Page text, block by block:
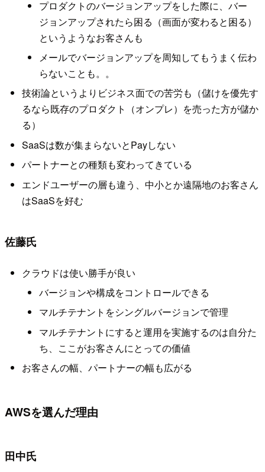
プロダクトのバージョンアップをした際に、バー
ジョンアップされたら困る（画面が変わると困る）
というようなお客さんも
メールでバージョンアップを周知してもうまく伝わ
らないことも。。
技術論というよりビジネス面での苦労も（儲けを優先す
るなら既存のプロダクト（オンプレ）を売った方が儲か
る）
SaaSは数が集まらないとPayしない
パートナーとの種類も変わってきている
エンドユーザーの層も違う、中小とか遠隔地のお客さん
はSaaSを好む
佐藤氏
クラウドは使い勝手が良い
バージョンや構成をコントロールできる
マルチテナントをシングルバージョンで管理
マルチテナントにすると運用を実施するのは自分た
ち、ここがお客さんにとっての価値
お客さんの幅、パートナーの幅も広がる
AWSを選んだ理由
田中氏